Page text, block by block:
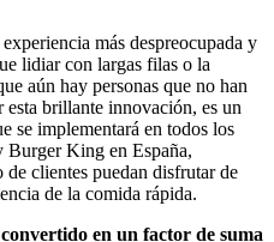
más despreocupada y
lidiar con largas filas o la
aún hay personas que no han
brillante innovación, es un
se implementará en todos los
Burger King en España,
clientes puedan disfrutar de
de la comida rápida.
en un factor de suma